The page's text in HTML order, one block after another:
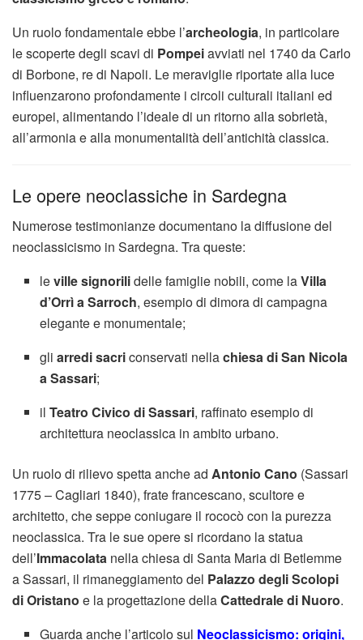
Un ruolo fondamentale ebbe l’archeologia, in particolare
le scoperte degli scavi di Pompeiavviati nel 1740 da Carlo
di Borbone, re di Napoli. Le meraviglie riportate alla luce
influenzarono profondamente i circoli culturali italiani ed
europei, alimentando l’ideale di un ritorno alla sobrietà,
all’armonia e alla monumentalità dell’antichità classica.
Le opere neoclassiche in Sardegna
Numerose testimonianze documentano la diffusione del
neoclassicismo in Sardegna. Tra queste:
leville signorilidelle famiglie nobili, come laVilla
d’Orrì a Sarroch, esempio di dimora di campagna
elegante e monumentale;
gliarredi sacriconservati nellachiesa di San Nicola
a Sassari;
ilTeatro Civico di Sassari, raffinato esempio di
architettura neoclassica in ambito urbano.
Un ruolo di rilievo spetta anche ad Antonio Cano (Sassari
1775 – Cagliari 1840), frate francescano, scultore e
architetto, che seppe coniugare il rococò con la purezza
neoclassica. Tra le sue opere si ricordano la statua
dell’Immacolata nella chiesa di Santa Maria di Betlemme
a Sassari, il rimaneggiamento del Palazzo degli Scolopi
di Oristano e la progettazione dellaCattedrale di Nuoro.
Guarda anche l’articolo sul Neoclassicismo: origini,